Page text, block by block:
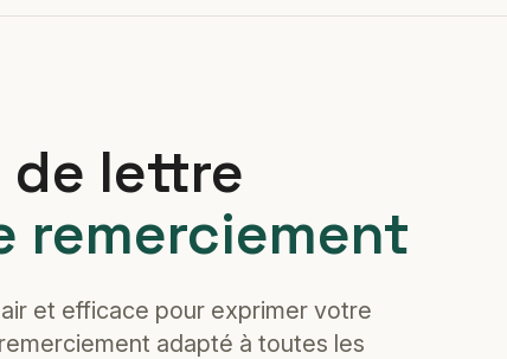
de lettre
remerciement
et efficace pour exprimer votre
adapté à toutes les